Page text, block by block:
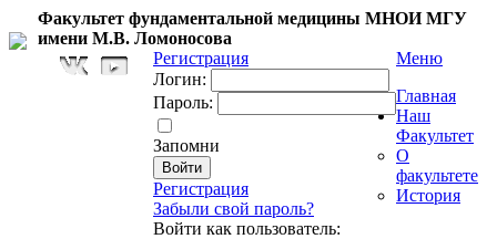
Факультет фундаментальной медицины МНОИ МГУ
имени М.В. Ломоносова
Регистрация
Логин:
Пароль:
Запомни
Регистрация
Забыли свой пароль?
Войти как пользователь:
Меню
Главная
Наш
Факультет
О
факультете
История